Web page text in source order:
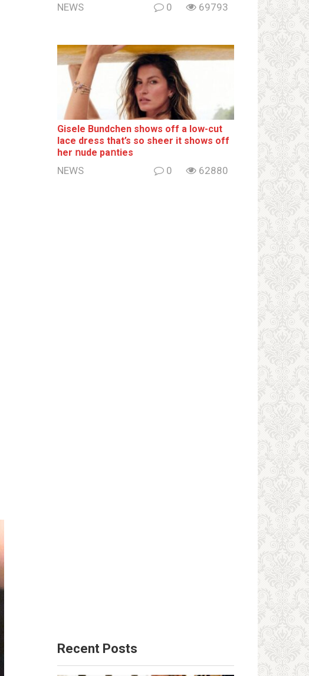
NEWS 0 69793
Gisele Bundchen shows off a low-cut
lace dress that’s so sheer it shows off
her ոude paոties
NEWS 0 62880
Recent Posts